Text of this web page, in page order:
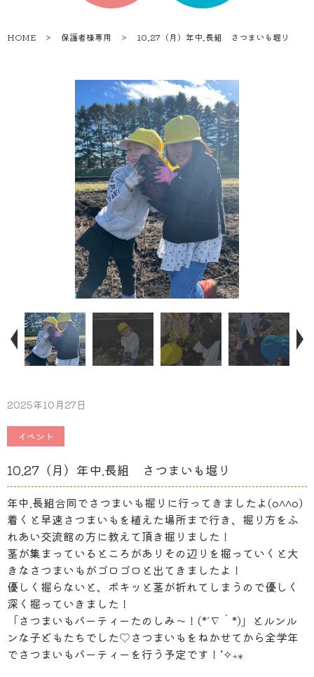
HOME ＞ 保護者様専用 ＞ 10.27（月）年中.長組 さつまいも堀り
2025年10月27日
イベント
10.27（月）年中.長組 さつまいも堀り
年中.長組合同でさつまいも掘りに行ってきましたよ(o^^o)
着くと早速さつまいもを植えた場所まで行き、掘り方をふ
れあい交流館の方に教えて頂き掘りました！
茎が集まっているところがありその辺りを掘っていくと大
きなさつまいもがゴロゴロと出てきましたよ！
優しく掘らないと、ボキッと茎が折れてしまうので優しく
深く掘っていきました！
「さつまいもパーティーたのしみ〜！(*´∇｀*)」とルンル
ンな子どもたちでした♡さつまいもをねかせてから全学年
でさつまいもパーティーを行う予定です！˚✧₊⁎